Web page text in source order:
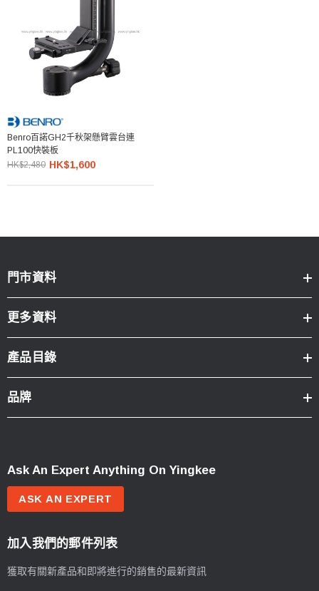
Benro百諾GH2千秋架懸臂雲台連
PL100快裝板
HK$2,480 HK$1,600
門市資料
更多資料
產品目錄
品牌
Ask An Expert Anything On Yingkee
ASK AN EXPERT
加入我們的郵件列表
獲取有關新產品和即將進行的銷售的最新資訊